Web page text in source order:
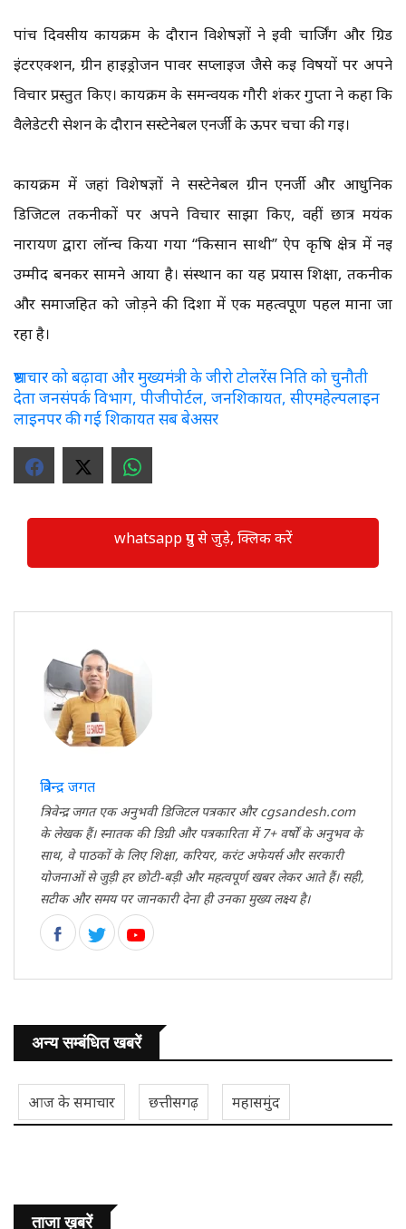
पांच दिवसीय कार्यक्रम के दौरान विशेषज्ञों ने ईवी चार्जिंग और ग्रिड
इंटरएक्शन, ग्रीन हाईड्रोजन पावर सप्लाईज जैसे कई विषयों पर अपने
विचार प्रस्तुत किए। कार्यक्रम के समन्वयक गौरी शंकर गुप्ता ने कहा कि
वैलेडेटरी सेशन के दौरान सस्टेनेबल एनर्जी के ऊपर चर्चा की गई।
कार्यक्रम में जहां विशेषज्ञों ने सस्टेनेबल ग्रीन एनर्जी और आधुनिक
डिजिटल तकनीकों पर अपने विचार साझा किए, वहीं छात्र मयंक
नारायण द्वारा लॉन्च किया गया “किसान साथी” ऐप कृषि क्षेत्र में नई
उम्मीद बनकर सामने आया है। संस्थान का यह प्रयास शिक्षा, तकनीक
और समाजहित को जोड़ने की दिशा में एक महत्वपूर्ण पहल माना जा
रहा है।
भ्रष्टाचार को बढ़ावा और मुख्यमंत्री के जीरो टोलरेंस निति को चुनौती
देता जनसंपर्क विभाग, पीजीपोर्टल, जनशिकायत, सीएमहेल्पलाइन
लाइनपर की गई शिकायत सब बेअसर
whatsapp ग्रुप से जुड़े, क्लिक करें
त्रिवेन्द्र जगत
त्रिवेन्द्र जगत एक अनुभवी डिजिटल पत्रकार और cgsandesh.com
के लेखक हैं। स्नातक की डिग्री और पत्रकारिता में 7+ वर्षों के अनुभव के
साथ, वे पाठकों के लिए शिक्षा, करियर, करंट अफेयर्स और सरकारी
योजनाओं से जुड़ी हर छोटी-बड़ी और महत्वपूर्ण खबर लेकर आते हैं। सही,
सटीक और समय पर जानकारी देना ही उनका मुख्य लक्ष्य है।
अन्य सम्बंधित खबरें
आज के समाचार छत्तीसगढ़ महासमुंद
ताजा ख़बरें